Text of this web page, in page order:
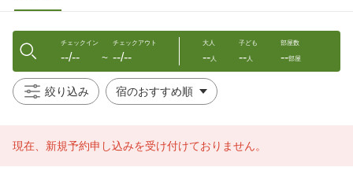
チェックイン
--/-- 〜
チェックアウト
--/--
大人
--人
子ども
--人
部屋数
--部屋
絞り込み
現在、新規予約申し込みを受け付けておりません。